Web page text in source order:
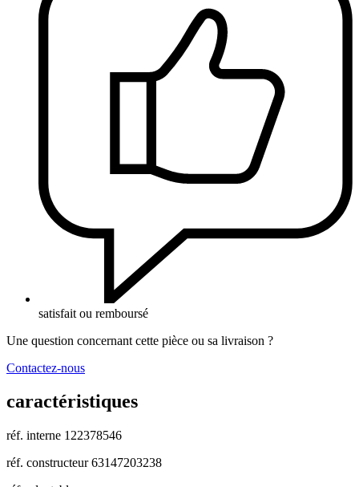
satisfait ou remboursé
Une question concernant cette pièce ou sa livraison ?
Contactez-nous
caractéristiques
réf. interne 122378546
réf. constructeur 63147203238